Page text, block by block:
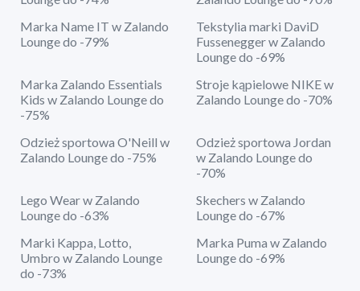
Marka Name IT w Zalando
Lounge do -79%
Tekstylia marki DaviD
Fussenegger w Zalando
Lounge do -69%
Marka Zalando Essentials
Kids w Zalando Lounge do
-75%
Stroje kąpielowe NIKE w
Zalando Lounge do -70%
Odzież sportowa O'Neill w
Zalando Lounge do -75%
Odzież sportowa Jordan
w Zalando Lounge do
-70%
Lego Wear w Zalando
Lounge do -63%
Skechers w Zalando
Lounge do -67%
Marki Kappa, Lotto,
Umbro w Zalando Lounge
do -73%
Marka Puma w Zalando
Lounge do -69%